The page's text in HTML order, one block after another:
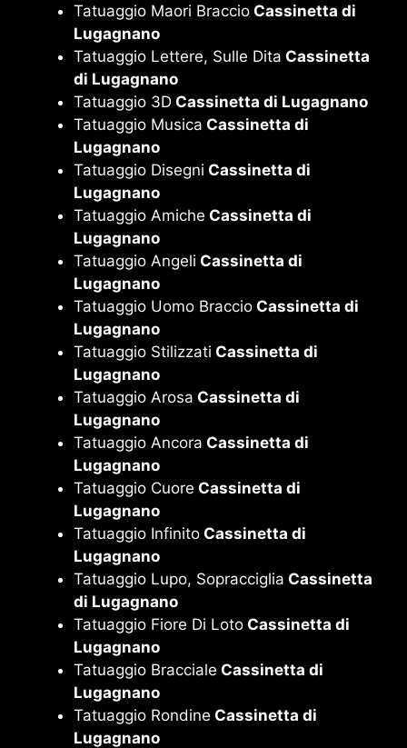
Tatuaggio Maori Braccio Cassinetta di
Lugagnano
Tatuaggio Lettere, Sulle Dita Cassinetta
di Lugagnano
Tatuaggio 3D Cassinetta di Lugagnano
Tatuaggio Musica Cassinetta di
Lugagnano
Tatuaggio Disegni Cassinetta di
Lugagnano
Tatuaggio Amiche Cassinetta di
Lugagnano
Tatuaggio Angeli Cassinetta di
Lugagnano
Tatuaggio Uomo Braccio Cassinetta di
Lugagnano
Tatuaggio Stilizzati Cassinetta di
Lugagnano
Tatuaggio Arosa Cassinetta di
Lugagnano
Tatuaggio Ancora Cassinetta di
Lugagnano
Tatuaggio Cuore Cassinetta di
Lugagnano
Tatuaggio Infinito Cassinetta di
Lugagnano
Tatuaggio Lupo, Sopracciglia Cassinetta
di Lugagnano
Tatuaggio Fiore Di Loto Cassinetta di
Lugagnano
Tatuaggio Bracciale Cassinetta di
Lugagnano
Tatuaggio Rondine Cassinetta di
Lugagnano